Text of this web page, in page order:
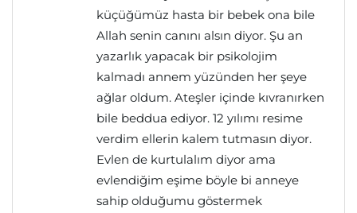
küçüğümüz hasta bir bebek ona bile
Allah senin canını alsın diyor. Şu an
yazarlık yapacak bir psikolojim
kalmadı annem yüzünden her şeye
ağlar oldum. Ateşler içinde kıvranırken
bile beddua ediyor. 12 yılımı resime
verdim ellerin kalem tutmasın diyor.
Evlen de kurtulalım diyor ama
evlendiğim eşime böyle bi anneye
sahip olduğumu göstermek